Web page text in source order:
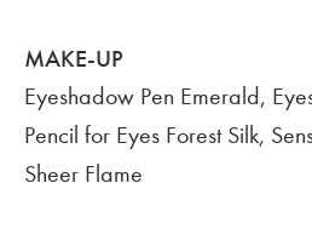
MAKE-UP
Eyeshadow Pen Emerald,
Pencil for Eyes Forest Silk,
Sheer Flame